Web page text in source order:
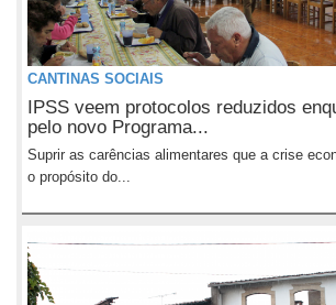
CANTINAS SOCIAIS
IPSS veem protocolos reduzidos
pelo novo Programa...
Suprir as carências alimentares que a crise
o propósito do...